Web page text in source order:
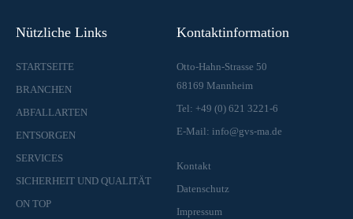
Nützliche Links
STARTSEITE
BRANCHEN
ABFALLARTEN
ENTSORGEN
SERVICES
SICHERHEIT UND QUALITÄT
ON TOP
Kontaktinformation
Otto-Hahn-Strasse 50
68169 Mannheim
Tel: +49 (0) 621 3221-6
E-Mail: info@gvs-ma.de
Kontakt
Datenschutz
Impressum